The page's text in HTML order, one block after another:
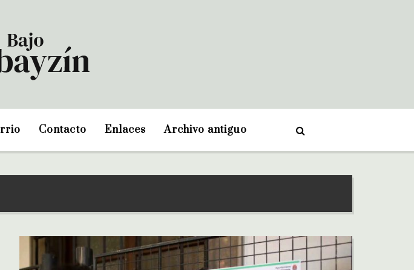
Contacto Enlaces Archivo antiguo